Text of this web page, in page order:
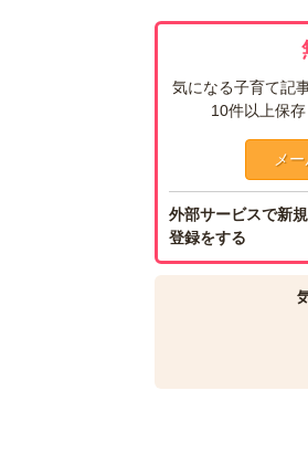
気になる子育て記
10件以上保
メ
外部サービスで新
登録をする